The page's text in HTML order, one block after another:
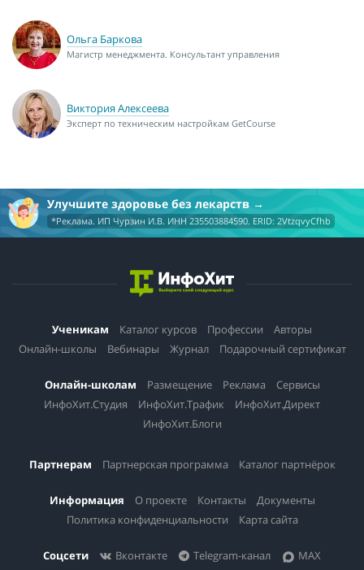
Ольга Баркова
Магистр менеджмента. Консультант управления
Виктория Алексеева
Эксперт по техническим настройкам GetCourse
Улучшите здоровье без лекарств
*Реклама. ИП Чурзин И.В. ИНН 235503884590. ERID: 2VtzqvyCfhb
Ученикам Каталог курсов Профессии
Авторы
Онлайн-школы
Вебинары Журнал Подарочный сертификат
Онлайн-школам Размещение Реклама
Сервисы
ИнфоХит.Студия
ИнфоХит.Трафик
ИнфоХит.Директ
ИнфоХит.Блоги
Партнерам Партнерская программа Каталог партнёрок
Информация О проекте Контакты
Документы
Политика конфиденциальности
Карта сайта
Соцсети Вконтакте Telegram-канал
MAX